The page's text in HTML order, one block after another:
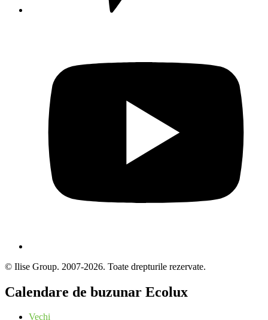
© Ilise Group. 2007-2026. Toate drepturile rezervate.
Calendare de buzunar Ecolux
Vechi